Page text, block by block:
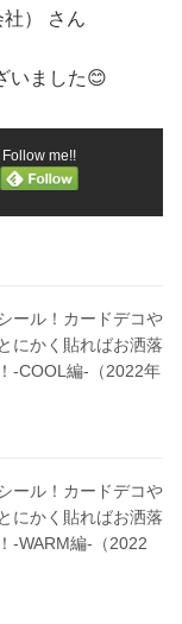
） さん
いました😊
Follow me!!
ール！カードデコや
にかく貼ればお洒落
-COOL編-（2022年
ール！カードデコや
にかく貼ればお洒落
-WARM編-（2022